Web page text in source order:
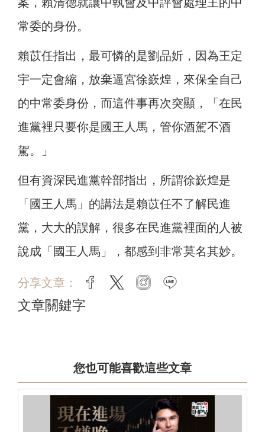
常委的身份。
賴苡任指出，最可憐的是劉品妡，因為王定
宇一定會縮，放棄逼宮徐嶔煌，來保全自己
的中常委身份，而這件事再次突顯，「在民
進黨裡只要你是國王人馬，管你酒駕不酒
駕。」
但有資深民進黨幹部指出，所謂徐嶔煌是
「國王人馬」的講法是賴苡任不了解民進
黨，大大的誤解，很多在民進黨裡面的人被
說成「國王人馬」，都感到非常莫名其妙。
分享文章： facebook
twitter instagram
文章關鍵字
您也可能喜歡這些文章